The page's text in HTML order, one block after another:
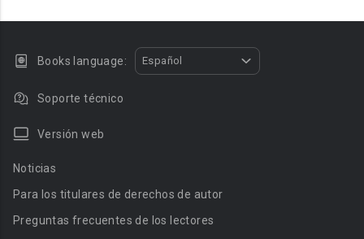
Books language: Español
Soporte técnico
Versión web
Noticias
Para los titulares de derechos de autor
Preguntas frecuentes de los lectores